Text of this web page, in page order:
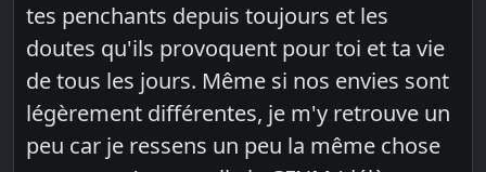
tes penchants depuis toujours et les
doutes qu'ils provoquent pour toi et ta vie
de tous les jours. Même si nos envies sont
légèrement différentes, je m'y retrouve un
peu car je ressens un peu la même chose